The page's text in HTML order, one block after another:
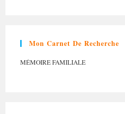
Mon Carnet De Recherche
MÉMOIRE FAMILIALE